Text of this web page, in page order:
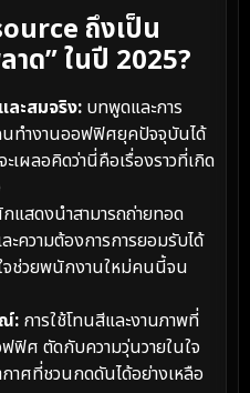
ถึงเป็น
ด” ในปี 2025?
ะสมจริง: บทพูดและการ
นทำงานออฟฟิศยุคปัจจุบันได้
ผลอคิดว่านี่คือเรื่องราวที่เกิด
แสดงนำสามารถถ่ายทอด
ความต้องการการยอมรับได้
จช่วยพนักงานใหม่คนนี้จน
: การใช้โทนสีและงานภาพที่
ฟิศ ตัดกับความวุ่นวายในใจ
าศที่ชวนกดดันได้อย่างเหลือ